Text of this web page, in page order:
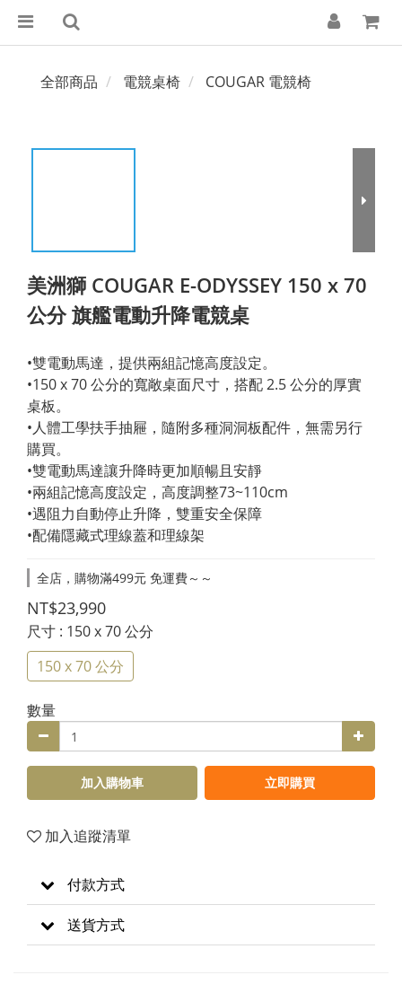
全部商品 電競桌椅 COUGAR 電競椅
美洲獅 COUGAR E-ODYSSEY 150 x 70
公分 旗艦電動升降電競桌
•雙電動馬達，提供兩組記憶高度設定。
•150 x 70 公分的寬敞桌面尺寸，搭配 2.5 公分的厚實
桌板。
•人體工學扶手抽屜，隨附多種洞洞板配件，無需另行
購買。
•雙電動馬達讓升降時更加順暢且安靜
•兩組記憶高度設定，高度調整73~110cm
•遇阻力自動停止升降，雙重安全保障
•配備隱藏式理線蓋和理線架
全店，購物滿499元 免運費～～
NT$23,990
尺寸 : 150 x 70 公分
150 x 70 公分
數量
加入購物車 立即購買
加入追蹤清單
付款方式
送貨方式